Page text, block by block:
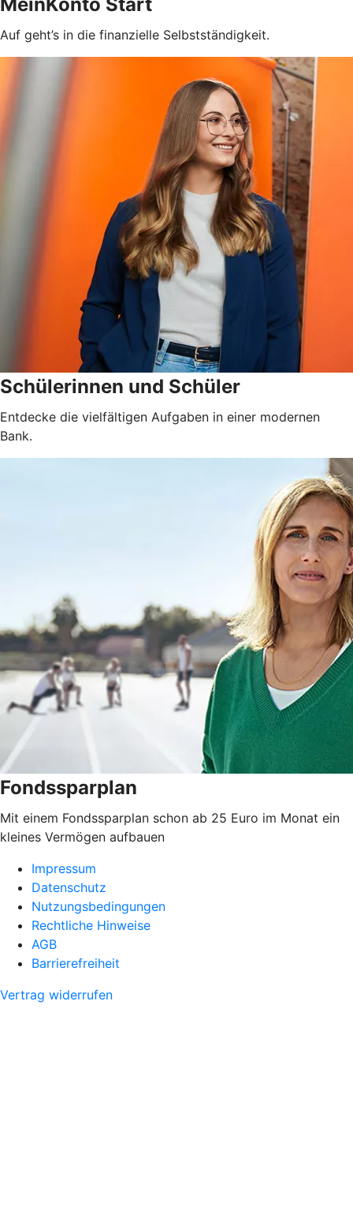
Auf geht’s in die finanzielle Selbstständigkeit.
Schülerinnen und Schüler
Entdecke die vielfältigen Aufgaben in einer modernen
Bank.
Fondssparplan
Mit einem Fondssparplan schon ab 25 Euro im Monat ein
kleines Vermögen aufbauen
Impressum
Datenschutz
Nutzungsbedingungen
Rechtliche Hinweise
AGB
Barrierefreiheit
Vertrag widerrufen